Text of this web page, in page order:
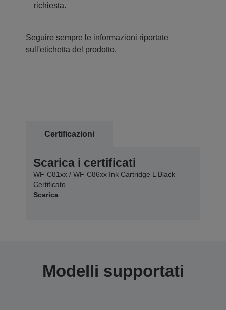
richiesta.
Seguire sempre le informazioni riportate
sull'etichetta del prodotto.
Certificazioni
Scarica i certificati
WF-C81xx / WF-C86xx Ink Cartridge L Black
Certificato
Scarica
Modelli supportati